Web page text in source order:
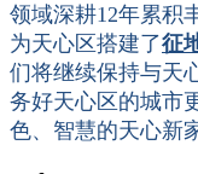
领域深耕12年累积
为天心区搭建了征
们将继续保持与天
务好天心区的城市
色、智慧的天心新